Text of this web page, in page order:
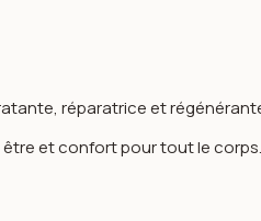
réparatrice et
et confort pour tout le